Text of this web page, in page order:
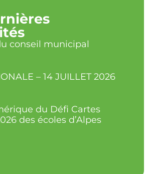
conseil municipal
– 14 JUILLET 2026
du Défi Cartes
des écoles d’Alpes